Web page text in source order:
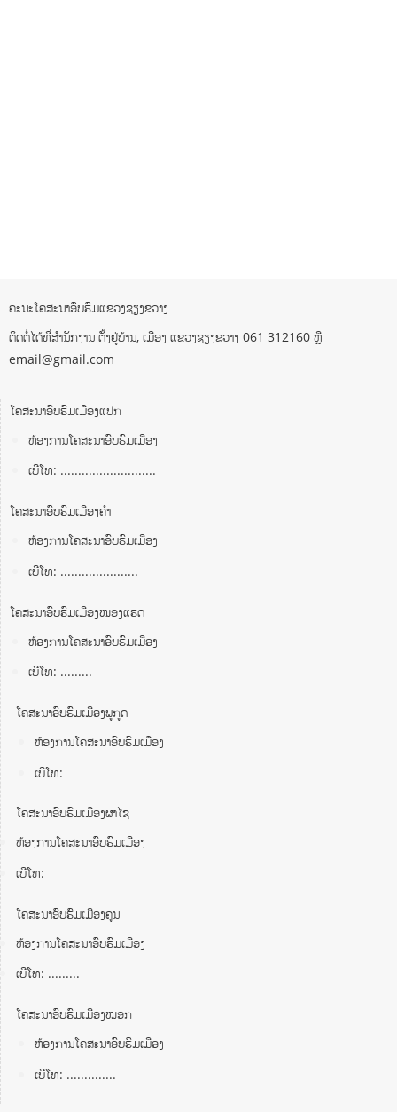
ຄະນະໂຄສະນາອົບຮົມແຂວງຊຽງຂວາງ
ຕິດຕໍ່ໄດ້ທີ່ສຳນັກງານ ຕັ້ງຢູ່ບ້ານ, ເມືອງ ແຂວງຊຽງຂວາງ 061 312160 ຫຼື
email@gmail.com
ໂຄສະນາອົບຮົມເມືອງແປກ
ຫ້ອງການໂຄສະນາອົບຮົມເມືອງ
ເບີໂທ: ...........................
ໂຄສະນາອົບຮົມເມືອງຄໍາ
ຫ້ອງການໂຄສະນາອົບຮົມເມືອງ
ເບີໂທ: ......................
ໂຄສະນາອົບຮົມເມືອງໜອງແຮດ
ຫ້ອງການໂຄສະນາອົບຮົມເມືອງ
ເບີໂທ: .........
ໂຄສະນາອົບຮົມເມືອງພູກູດ
ຫ້ອງການໂຄສະນາອົບຮົມເມືອງ
ເບີໂທ:
ໂຄສະນາອົບຮົມເມືອງຜາໄຊ
ຫ້ອງການໂຄສະນາອົບຮົມເມືອງ
ເບີໂທ:
ໂຄສະນາອົບຮົມເມືອງຄູນ
ຫ້ອງການໂຄສະນາອົບຮົມເມືອງ
ເບີໂທ: .........
ໂຄສະນາອົບຮົມເມືອງໝອກ
ຫ້ອງການໂຄສະນາອົບຮົມເມືອງ
ເບີໂທ: ..............